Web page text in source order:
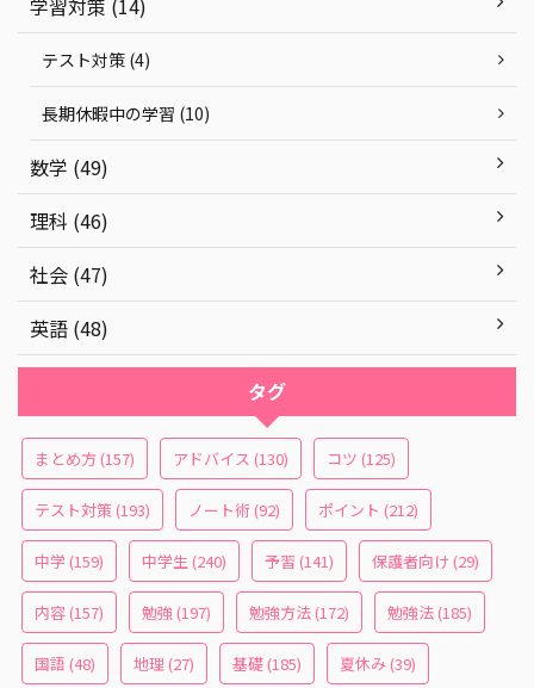
学習対策 (14)
テスト対策 (4)
長期休暇中の学習 (10)
数学 (49)
理科 (46)
社会 (47)
英語 (48)
タグ
まとめ方(157) アドバイス (130) コツ (125)
テスト対策(193) ノート術(92) ポイント (212)
中学(159) 中学生(240) 予習 (141) 保護者向け (29)
内容(157) 勉強(197) 勉強方法(172) 勉強法(185)
国語 (48) 地理(27) 基礎(185) 夏休み (39)